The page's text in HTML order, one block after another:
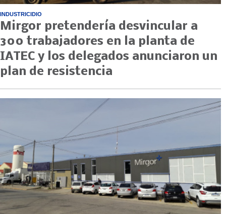
INDUSTRICIDIO
Mirgor pretendería desvincular a
300 trabajadores en la planta de
IATEC y los delegados anunciaron un
plan de resistencia